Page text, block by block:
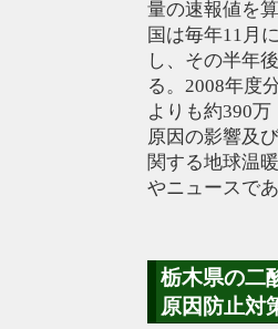
量の速報値を
国は毎年11月
し、その半年
る。2008年度
よりも約390
原因の影響及
関する地球温
やニュースで
栃木県の二
原因防止対